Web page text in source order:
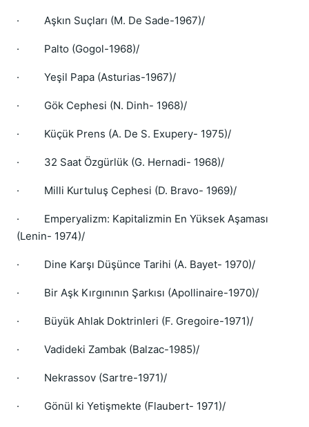
· Aşkın Suçları (M. De Sade-1967)/
· Palto (Gogol-1968)/
· Yeşil Papa (Asturias-1967)/
· Gök Cephesi (N. Dinh- 1968)/
· Küçük Prens (A. De S. Exupery- 1975)/
· 32 Saat Özgürlük (G. Hernadi- 1968)/
· Milli Kurtuluş Cephesi (D. Bravo- 1969)/
· Emperyalizm: Kapitalizmin En Yüksek Aşaması
(Lenin- 1974)/
· Dine Karşı Düşünce Tarihi (A. Bayet- 1970)/
· Bir Aşk Kırgınının Şarkısı (Apollinaire-1970)/
· Büyük Ahlak Doktrinleri (F. Gregoire-1971)/
· Vadideki Zambak (Balzac-1985)/
· Nekrassov (Sartre-1971)/
· Gönül ki Yetişmekte (Flaubert- 1971)/